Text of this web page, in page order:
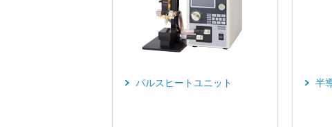
パルスヒートユニット 半